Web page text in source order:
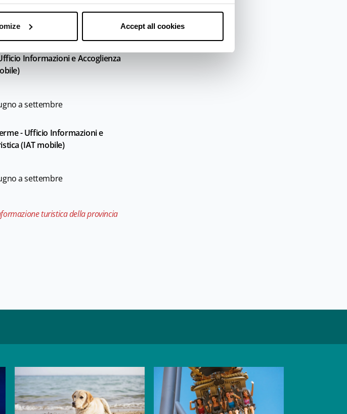
Accept all cookies
a settembre
Informazioni e Accoglienza
a settembre
- Ufficio Informazioni e
(IAT mobile)
a settembre
turistica della provincia